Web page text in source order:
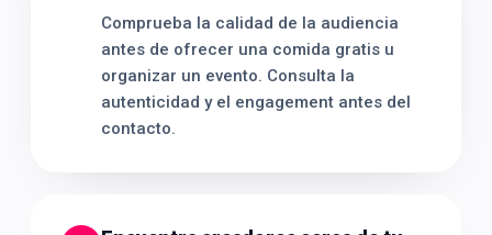
Comprueba la calidad de la audiencia
antes de ofrecer una comida gratis u
organizar un evento. Consulta la
autenticidad y el engagement antes del
contacto.